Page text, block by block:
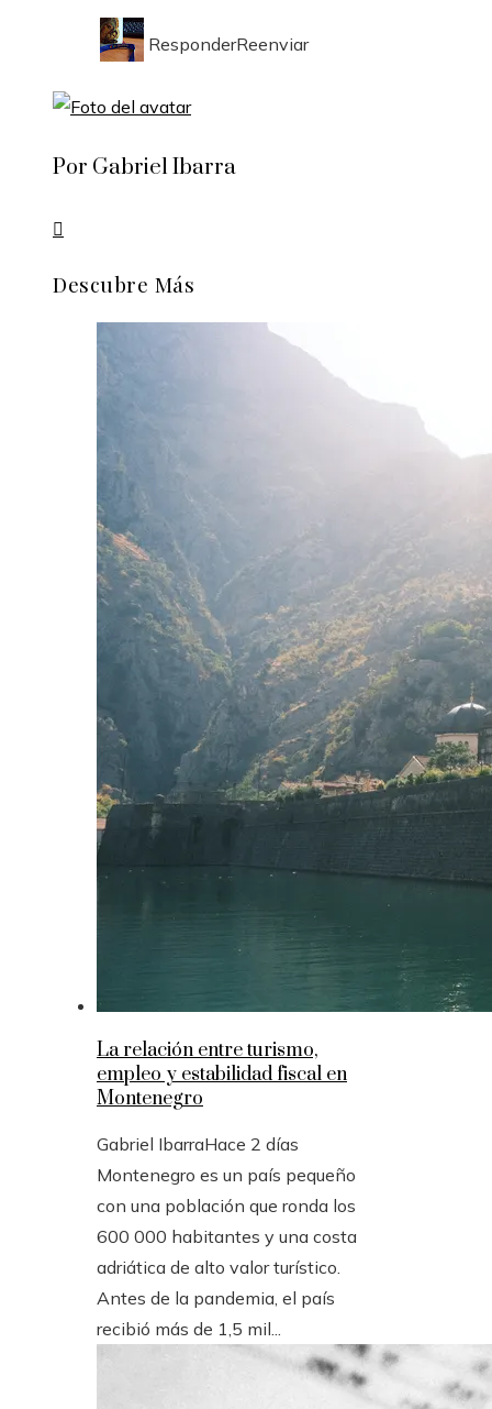
ResponderReenviar
Por Gabriel Ibarra
Descubre Más
La relación entre turismo,
empleo y estabilidad fiscal en
Montenegro
Gabriel IbarraHace 2 días
Montenegro es un país pequeño
con una población que ronda los
600 000 habitantes y una costa
adriática de alto valor turístico.
Antes de la pandemia, el país
recibió más de 1,5 mil...